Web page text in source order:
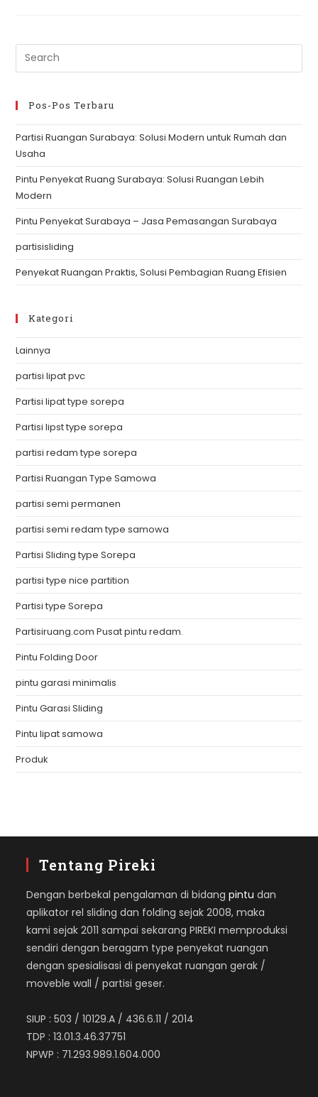
Pos-Pos Terbaru
Partisi Ruangan Surabaya: Solusi Modern untuk Rumah dan
Usaha
Pintu Penyekat Ruang Surabaya: Solusi Ruangan Lebih
Modern
Pintu Penyekat Surabaya – Jasa Pemasangan Surabaya
partisisliding
Penyekat Ruangan Praktis, Solusi Pembagian Ruang Efisien
Kategori
Lainnya
partisi lipat pvc
Partisi lipat type sorepa
Partisi lipst type sorepa
partisi redam type sorepa
Partisi Ruangan Type Samowa
partisi semi permanen
partisi semi redam type samowa
Partisi Sliding type Sorepa
partisi type nice partition
Partisi type Sorepa
Partisiruang.com Pusat pintu redam.
Pintu Folding Door
pintu garasi minimalis
Pintu Garasi Sliding
Pintu lipat samowa
Produk
Tentang Pireki
Dengan berbekal pengalaman di bidangpintu dan
aplikator rel sliding dan folding sejak 2008, maka
kami sejak 2011 sampai sekarang PIREKI memproduksi
sendiri dengan beragam type penyekat ruangan
dengan spesialisasi di penyekat ruangan gerak /
moveble wall / partisi geser.
SIUP : 503 / 10129.A / 436.6.11 / 2014
TDP : 13.01.3.46.37751
NPWP : 71.293.989.1.604.000